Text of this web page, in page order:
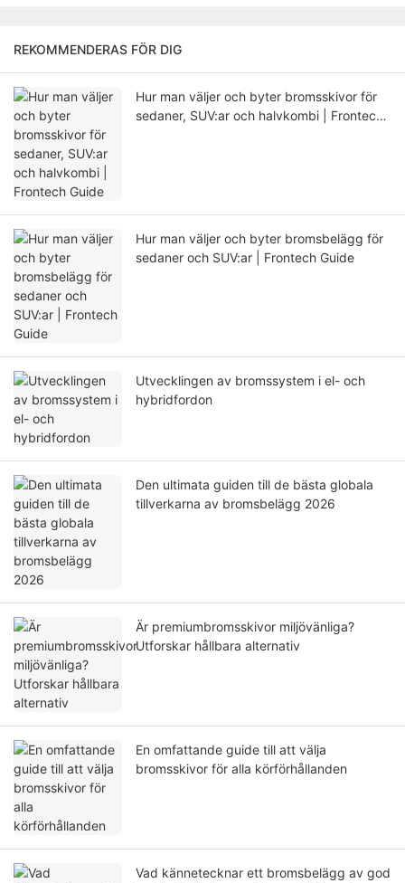
REKOMMENDERAS FÖR DIG
Hur man väljer och byter bromsskivor för
sedaner, SUV:ar och halvkombi | Frontech
Hur man väljer och byter bromsbelägg för
sedaner och SUV:ar | Frontech Guide
Utvecklingen av bromssystem i el- och
hybridfordon
Den ultimata guiden till de bästa globala
tillverkarna av bromsbelägg 2026
Är premiumbromsskivor miljövänliga?
Utforskar hållbara alternativ
En omfattande guide till att välja
bromsskivor för alla körförhållanden
Vad kännetecknar ett bromsbelägg av god